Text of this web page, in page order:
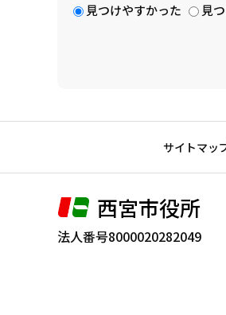
見つけやすかった
見
文
で
サイトマッ
西宮市役所
法人番号8000020282049